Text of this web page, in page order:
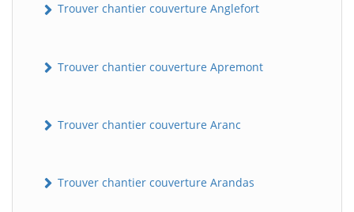
Trouver chantier couverture Anglefort
Trouver chantier couverture Apremont
Trouver chantier couverture Aranc
Trouver chantier couverture Arandas